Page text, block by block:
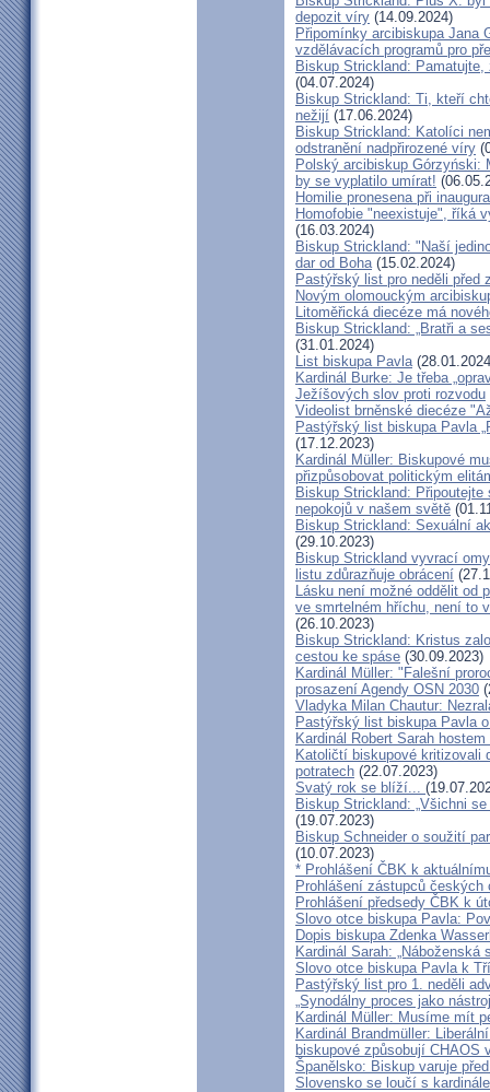
depozit víry (14.09.2024)
Připomínky arcibiskupa Jana
vzdělávacích programů pro
Biskup Strickland:
(04.07.2024)
Biskup Strickland: Ti, kteří
nežijí (17.06.2024)
Biskup Strickland: Katolíci
odstranění nadpřirozené víry
Polský arcibiskup Górzyński:
by se vyplatilo umírat!
Homilie pronesena při
Homofobie "neexistuje", říká
(16.03.2024)
Biskup Strickland: "Naší
dar od Boha(15.02.2024)
Pastýřský list pro neděli před
Novým olomouckým
Litoměřická diecéze má
Biskup Strickland: „Bratři a
(31.01.2024)
List biskupa Pavla
Kardinál Burke: Je třeba
Ježíšových slov proti rozvodu
Videolist brněnské diecéze
Pastýřský list biskupa Pavla
(17.12.2023)
Kardinál Müller: Biskupové
přizpůsobovat politickým
Biskup Strickland:
nepokojů v našem světě
Biskup Strickland: Sexuální
(29.10.2023)
Biskup Strickland vyvrací
listu zdůrazňuje obrácení
Lásku není možné oddělit od
ve smrtelném hříchu, není to
(26.10.2023)
Biskup Strickland: Kristus
cestou ke spáse (30.09.2023)
Kardinál Müller: "Falešní
prosazení Agendy OSN 2030
Vladyka Milan Chautur:
Pastýřský list biskupa Pavla
Kardinál Robert Sarah
Katoličtí biskupové kritizovali
potratech (22.07.2023)
Svatý rok se blíží...
Biskup Strickland: „Všichni
(19.07.2023)
Biskup Schneider o soužití
(10.07.2023)
* Prohlášení ČBK k
Prohlášení zástupců
Prohlášení předsedy ČBK k
Slovo otce biskupa Pavla:
Dopis biskupa Zdenka
Kardinál Sarah: „Náboženská
Slovo otce biskupa Pavla k
Pastýřský list pro 1. neděli
„Synodálny proces jako
Kardinál Müller: Musíme mít
Kardinál Brandmüller:
biskupové způsobují CHAOS
Španělsko: Biskup varuje
Slovensko se loučí s